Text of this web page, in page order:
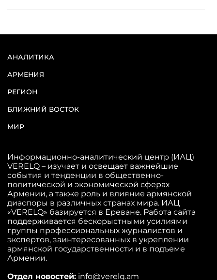
АНАЛИТИКА
АРМЕНИЯ
РЕГИОН
БЛИЖНИЙ ВОСТОК
МИР
Информационно-аналитический центр (ИАЦ)
VERELQ – изучает и освещает важнейшие
события и тенденции в общественно-
политической и экономической сферах
Армении, а также роль и влияние армянской
диаспоры в различных странах мира. ИАЦ
«VERELQ» базируется в Ереване. Работа сайта
поддерживается бескорыстными усилиями
группы профессиональных журналистов и
экспертов, заинтересованных в укреплении
армянской государственности и в подъеме
Армении.
Отдел новостей: info@verelq.am